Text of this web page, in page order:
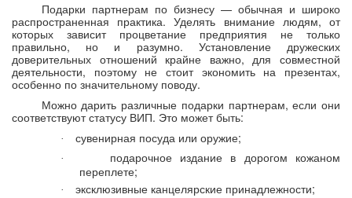
Подарки партнерам по бизнесу — обычная и широко
распространенная практика. Уделять внимание людям, от
которых зависит процветание предприятия не только
правильно, но и разумно. Установление дружеских
доверительных отношений крайне важно, для совместной
деятельности, поэтому не стоит экономить на презентах,
особенно по значительному поводу.
Можно дарить различные подарки партнерам, если они
соответствуют статусу ВИП. Это может быть:
· сувенирная посуда или оружие;
·
подарочное издание в дорогом кожаном
переплете;
· эксклюзивные канцелярские принадлежности;